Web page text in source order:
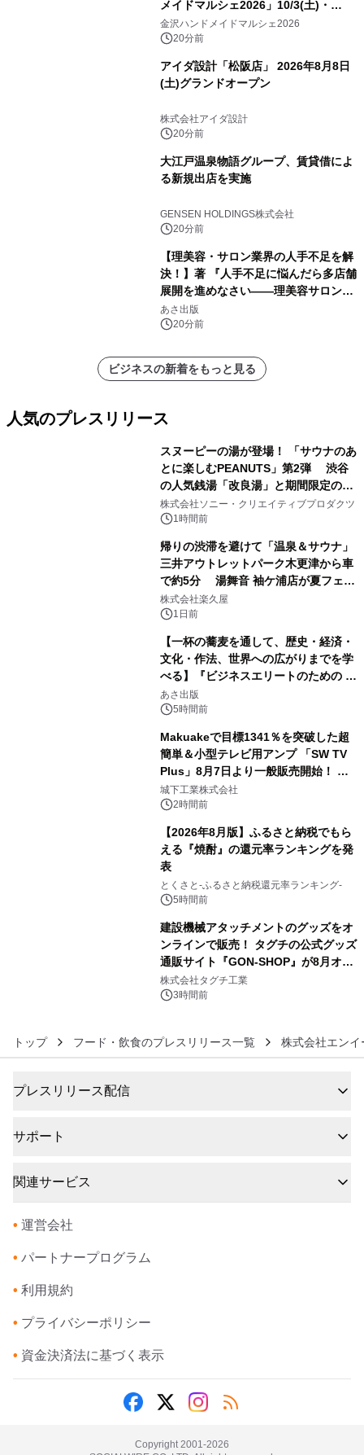
メイドマルシェ2026」10/3(土)・
10/4(日)開催
金沢ハンドメイドマルシェ2026
20分前
アイダ設計「松阪店」 2026年8月8日
(土)グランドオープン
株式会社アイダ設計
20分前
大江戸温泉物語グループ、賃貸借によ
る新規出店を実施
GENSEN HOLDINGS株式会社
20分前
【理美容・サロン業界の人手不足を解
決！】著 『人手不足に悩んだら多店舗
展開を進めなさい――理美容サロン
「多店舗展開」の教科書』2026年8月
24日（月）発売
あさ出版
20分前
ビジネスの新着をもっと見る
人気のプレスリリース
スヌーピーの湯が登場！ 「サウナのあ
とに楽しむPEANUTS」第2弾 渋谷
の人気銭湯「改良湯」と期間限定のコ
ラボレーション サウナイキタイコラ
ボグッズも発売決定！
株式会社ソニー・クリエイティブプロダクツ
1時間前
帰りの渋滞を避けて「温泉＆サウナ」
三井アウトレットパーク木更津から車
で約5分 湯舞音 袖ケ浦店が夏フェア
メニューを提供
株式会社楽久屋
1日前
【一杯の蕎麦を通して、歴史・経済・
文化・作法、世界への広がりまでを学
べる】『ビジネスエリートのための 教
養としての蕎麦』2026年8月25日
（火）発売
あさ出版
5時間前
Makuakeで目標1341％を突破した超
簡単＆小型テレビ用アンプ 「SW TV
Plus」8月7日より一般販売開始！ ケ
ーブル1本つなぐだけ、テレビの音が
ぐっと豊かに
城下工業株式会社
2時間前
【2026年8月版】ふるさと納税でもら
える『焼酎』の還元率ランキングを発
表
とくさと-ふるさと納税還元率ランキング-
5時間前
建設機械アタッチメントのグッズをオ
ンラインで販売！ タグチの公式グッズ
通販サイト『GON-SHOP』が8月オー
プン
株式会社タグチ工業
3時間前
トップ フード・飲食のプレスリリース一覧 株式会社エンイ
プレスリリース配信
サポート
関連サービス
• 運営会社
• パートナープログラム
• 利用規約
• プライバシーポリシー
• 資金決済法に基づく表示
Copyright 2001-2026